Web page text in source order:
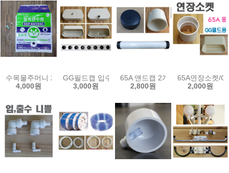
수목물주머니 25L(수액세트) 물포대 점적 관수 관주 수목 나무 물주머
4,000원
GG필드캡 입수 출수 박막재배 NFT CAP 양액 수경
3,000원
65A 앤드캡 2개 홀가공 백색 pvc
2,800원
65A연장소켓/
2,000원